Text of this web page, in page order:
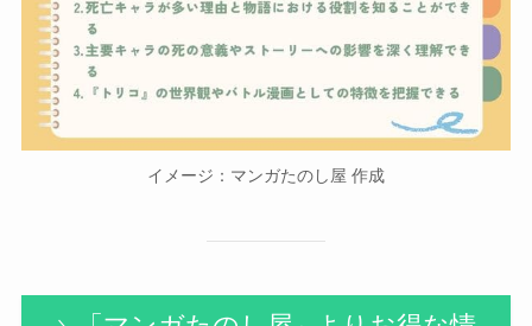
イメージ：マンガたのし屋 作成